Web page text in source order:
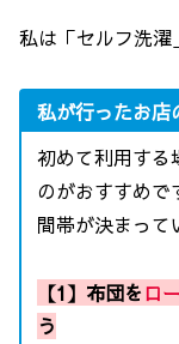
私は「セルフ洗濯
私が行ったお店
初めて利用する
のがおすすめ
間帯が決まって
【1】布団をロ
う